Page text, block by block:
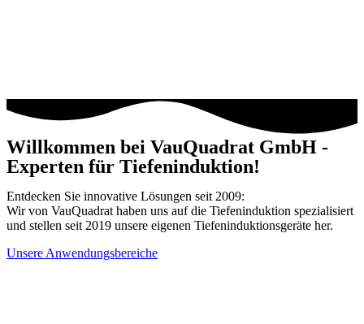
Willkommen bei VauQuadrat GmbH -
Experten für Tiefeninduktion!
Entdecken Sie innovative Lösungen seit 2009:
Wir von VauQuadrat haben uns auf die Tiefeninduktion spezialisiert
und stellen seit 2019 unsere eigenen Tiefeninduktionsgeräte her.
Unsere Anwendungsbereiche